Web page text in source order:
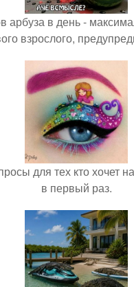
арбуза в день -
взрослого,
для тех кто хочет
в первый раз.